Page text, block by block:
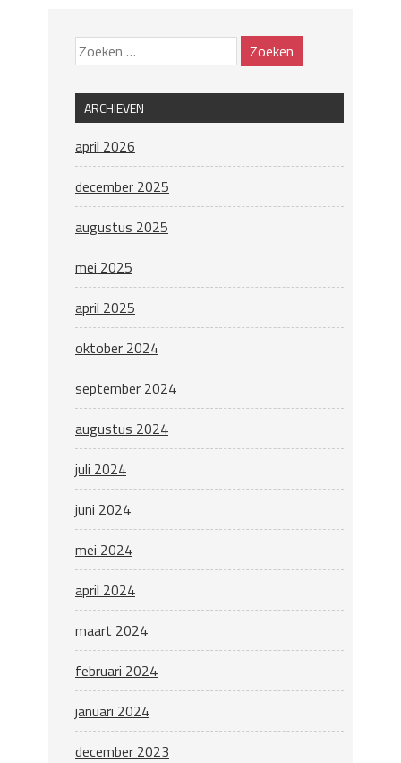
ARCHIEVEN
april 2026
december 2025
augustus 2025
mei 2025
april 2025
oktober 2024
september 2024
augustus 2024
juli 2024
juni 2024
mei 2024
april 2024
maart 2024
februari 2024
januari 2024
december 2023